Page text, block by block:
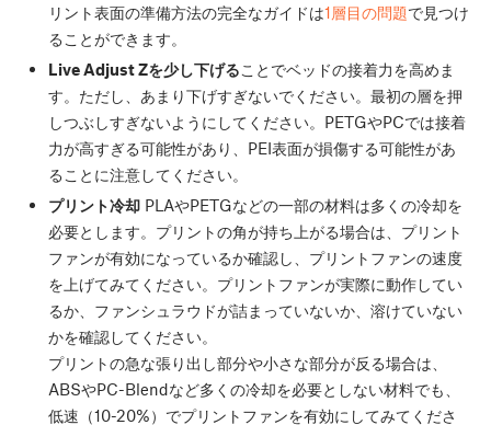
リント表面の準備方法の完全なガイドは1層目の問題で見つけ
ることができます。
Live Adjust Zを少し下げることでベッドの接着力を高めま
す。ただし、あまり下げすぎないでください。最初の層を押
しつぶしすぎないようにしてください。PETGやPCでは接着
力が高すぎる可能性があり、PEI表面が損傷する可能性があ
ることに注意してください。
プリント冷却PLAやPETGなどの一部の材料は多くの冷却を
必要とします。プリントの角が持ち上がる場合は、プリント
ファンが有効になっているか確認し、プリントファンの速度
を上げてみてください。プリントファンが実際に動作してい
るか、ファンシュラウドが詰まっていないか、溶けていない
かを確認してください。
プリントの急な張り出し部分や小さな部分が反る場合は、
ABSやPC-Blendなど多くの冷却を必要としない材料でも、
低速（10-20%）でプリントファンを有効にしてみてくださ